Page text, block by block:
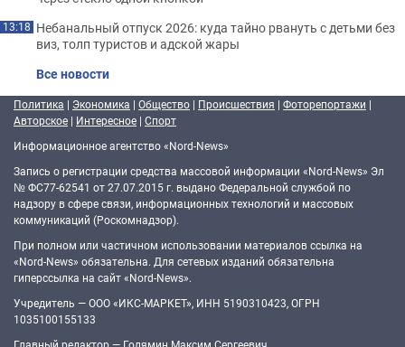
13:18 Небанальный отпуск 2026: куда тайно рвануть с детьми без
виз, толп туристов и адской жары
Все новости
Политика | Экономика | Общество | Происшествия | Фоторепортажи |
Авторское | Интересное | Спорт
Информационное агентство «Nord-News»
Запись о регистрации средства массовой информации «Nord-News» Эл
№ ФС77-62541 от 27.07.2015 г. выдано Федеральной службой по
надзору в сфере связи, информационных технологий и массовых
коммуникаций (Роскомнадзор).
При полном или частичном использовании материалов ссылка на
«Nord-News» обязательна. Для сетевых изданий обязательна
гиперссылка на сайт «Nord-News».
Учредитель — ООО «ИКС-МАРКЕТ», ИНН 5190310423, ОГРН
1035100155133